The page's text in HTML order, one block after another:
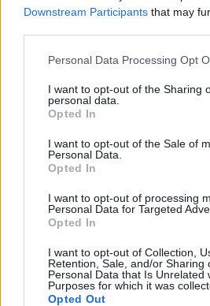
Downstream Participants that may
Personal Data Processing Opt
I want to opt-out of the Sharing
personal data.
Opted In
I want to opt-out of the Sale of
Personal Data.
Opted In
I want to opt-out of processing
Personal Data for Targeted
Opted In
I want to opt-out of Collection,
Retention, Sale, and/or Sharing
Personal Data that Is Unrelated
Purposes for which it was
Opted Out
Edellinen artikkeli
Peter Regin iski alivoimalla
Leijonat julkisti
Aleksander Barkov
kaukaloon
Venäläisveskari
divisioonassa – sai
50 jäähyminuuttia